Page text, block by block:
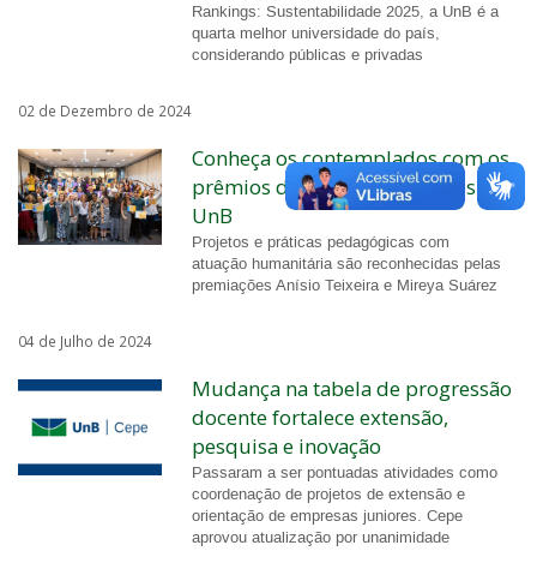
Rankings: Sustentabilidade 2025, a UnB é a
quarta melhor universidade do país,
considerando públicas e privadas
02 de Dezembro de 2024
Conheça os contemplados com os
prêmios de Direitos Humanos da
UnB
Projetos e práticas pedagógicas com
atuação humanitária são reconhecidas pelas
premiações Anísio Teixeira e Mireya Suárez
04 de Julho de 2024
Mudança na tabela de progressão
docente fortalece extensão,
pesquisa e inovação
Passaram a ser pontuadas atividades como
coordenação de projetos de extensão e
orientação de empresas juniores. Cepe
aprovou atualização por unanimidade